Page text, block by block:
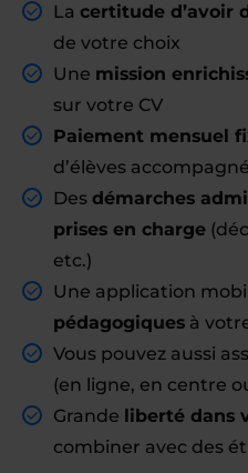
La certitude d’avoir
de votre choix
Une mission
sur votre CV
Paiement mensuel
d’élèves
Des démarches
prises en charge
etc.)
Une application
pédagogiques à
Vous pouvez aussi
(en ligne, en centre
Grande liberté dans
combiner avec des